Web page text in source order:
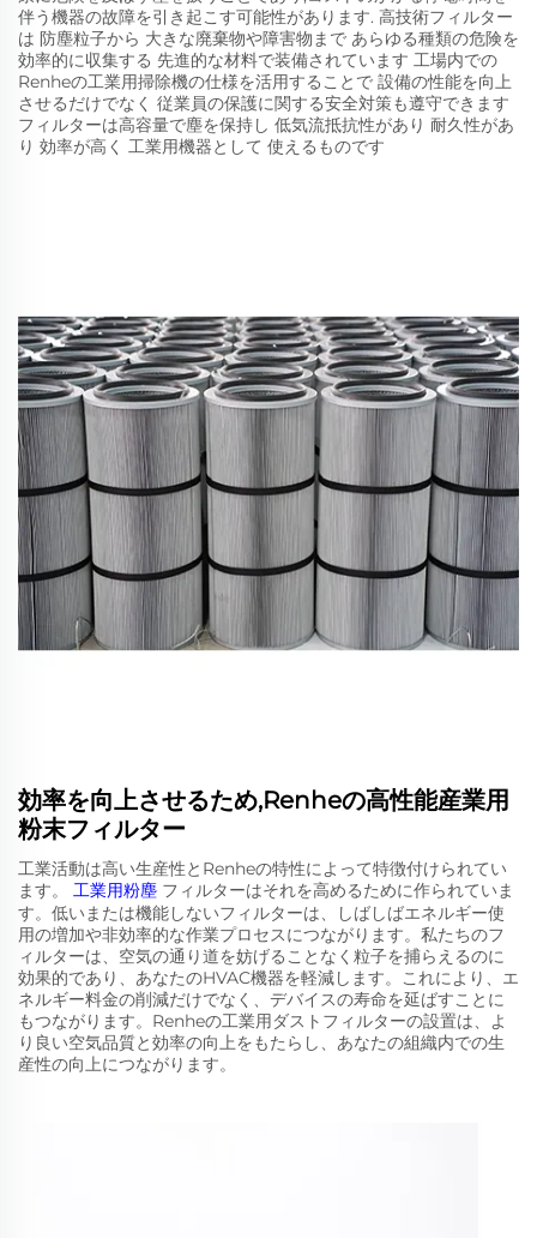
伴う機器の故障を引き起こす可能性があります. 高技術フィルター
は 防塵粒子から 大きな廃棄物や障害物まで あらゆる種類の危険を
効率的に収集する 先進的な材料で装備されています 工場内での
Renheの工業用掃除機の仕様を活用することで 設備の性能を向上
させるだけでなく 従業員の保護に関する安全対策も遵守できます
フィルターは高容量で塵を保持し 低気流抵抗性があり 耐久性があ
り 効率が高く 工業用機器として 使えるものです
効率を向上させるため,Renheの高性能産業用
粉末フィルター
工業活動は高い生産性とRenheの特性によって特徴付けられてい
ます。 工業用粉塵 フィルターはそれを高めるために作られていま
す。低いまたは機能しないフィルターは、しばしばエネルギー使
用の増加や非効率的な作業プロセスにつながります。私たちのフ
ィルターは、空気の通り道を妨げることなく粒子を捕らえるのに
効果的であり、あなたのHVAC機器を軽減します。これにより、エ
ネルギー料金の削減だけでなく、デバイスの寿命を延ばすことに
もつながります。Renheの工業用ダストフィルターの設置は、よ
り良い空気品質と効率の向上をもたらし、あなたの組織内での生
産性の向上につながります。